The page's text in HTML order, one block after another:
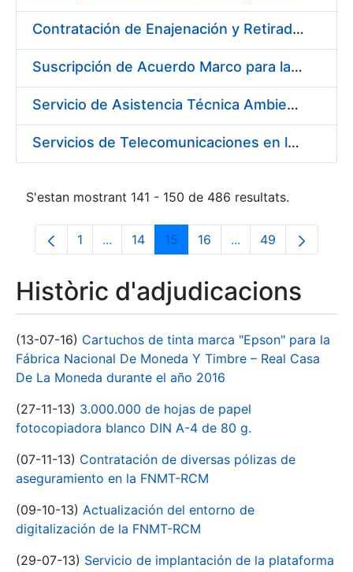
Contratación de Enajenación y Retirada de Recortes Sobrantes y Desperdicios de Papel Impreso y No Impreso durante el año 2019
Suscripción de Acuerdo Marco para la Contratación de Fabricación de Piezas
Servicio de Asistencia Técnica Ambiental en la FNMT-RCM Burgos
Servicios de Telecomunicaciones en la Fábrica Nacional de Moneda y Timbre - Real Casa de la Moneda
S'estan mostrant 141 - 150 de 486 resultats.
Pàgina
1 ...Pàgines intermèdies Utilitzeu TAB per
Pàgina
14 Pàgina
15 Pàgina
16 ...PàginesPàgina
49
Històric d'adjudicacions
(13-07-16) Cartuchos de tinta marca "Epson" para la
Fábrica Nacional De Moneda Y Timbre – Real Casa
De La Moneda durante el año 2016
(27-11-13) 3.000.000 de hojas de papel
fotocopiadora blanco DIN A-4 de 80 g.
(07-11-13) Contratación de diversas pólizas de
aseguramiento en la FNMT-RCM
(09-10-13) Actualización del entorno de
digitalización de la FNMT-RCM
(29-07-13) Servicio de implantación de la plataforma